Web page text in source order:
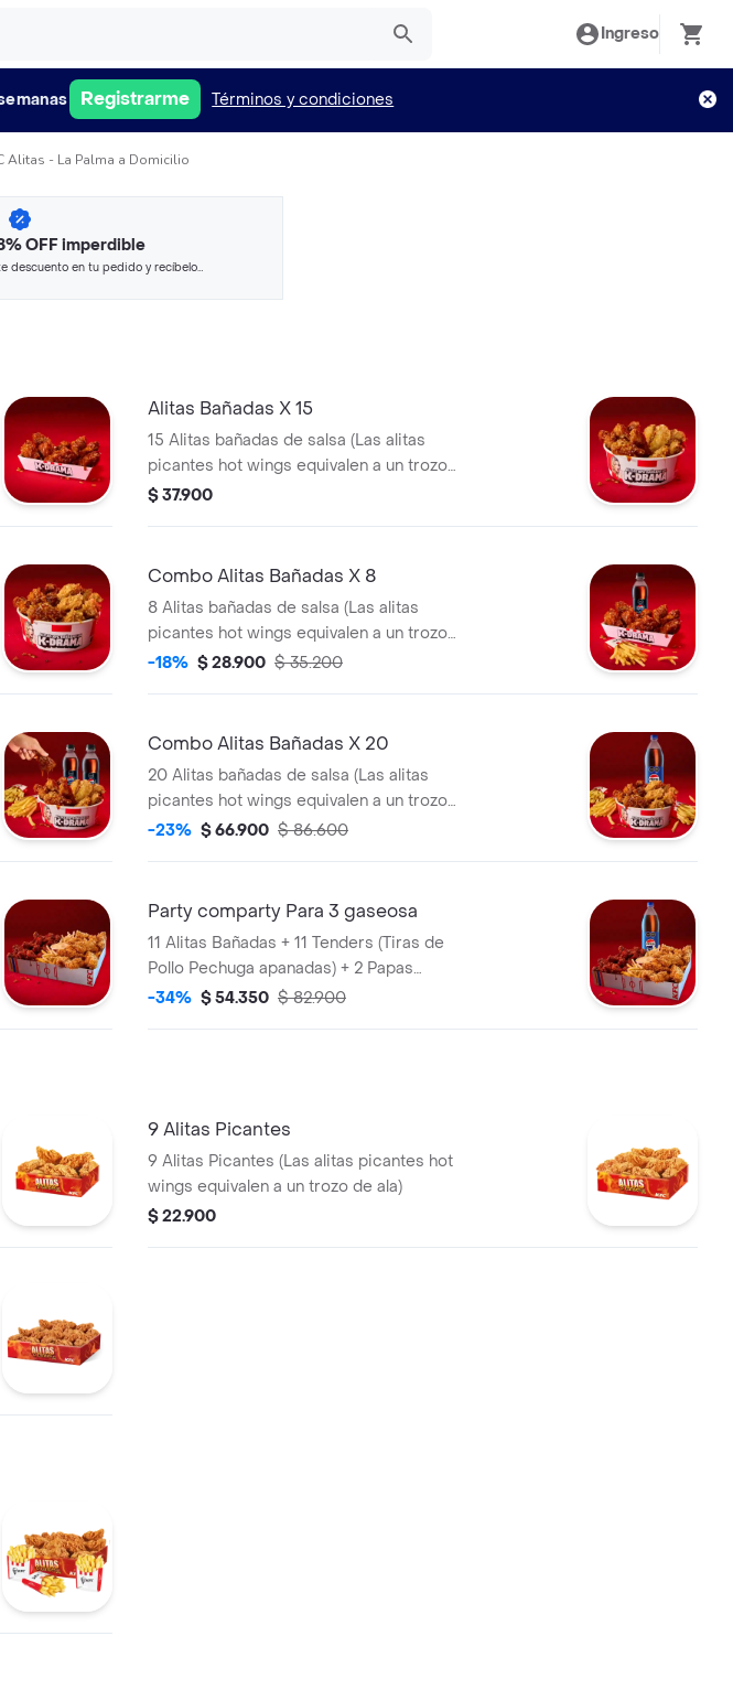
Ingreso
Registrarme Términos y condiciones
Alitas - La Palma a Domicilio
OFF imperdible
descuento en tu pedido y recíbelo
Alitas Bañadas X 15
15 Alitas bañadas de salsa (Las alitas
picantes hot wings equivalen a un trozo
de ala)
$ 37.900
Combo Alitas Bañadas X 8
8 Alitas bañadas de salsa (Las alitas
picantes hot wings equivalen a un trozo
de ala) + 1 Papa Pequeña + 1 Gaseosa Pet
-18% $ 28.900 $ 35.200
Combo Alitas Bañadas X 20
20 Alitas bañadas de salsa (Las alitas
picantes hot wings equivalen a un trozo
de ala) + 3 Papa Pequeña + 1 Gaseosa 1,5
-23% $ 66.900 $ 86.600
Party comparty Para 3 gaseosa
11 Alitas Bañadas + 11 Tenders (Tiras de
Pollo Pechuga apanadas) + 2 Papas
Pequeñas + 1 Balde de Salsa 100g + 1
-34% $ 54.350 $ 82.900
9 Alitas Picantes
9 Alitas Picantes (Las alitas picantes hot
wings equivalen a un trozo de ala)
$ 22.900